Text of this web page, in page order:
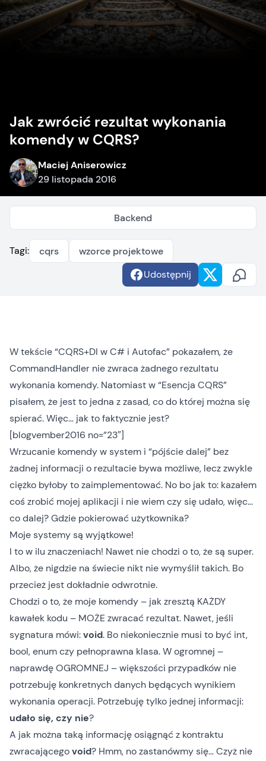
Jak zwrócić rezultat wykonania
komendy w CQRS?
Maciej Aniserowicz
29 listopada 2016
Backend
Tagi: cqrs
wzorce projektowe
Udostępnij
W tekście “CQRS+DI w C# i Autofac” pokazałem, że
CommandHandler nie zwraca żadnego rezultatu
wykonania komendy. Natomiast w “Esencja CQRS”
pisałem, że jest to jedna z zasad, co do której można się
spierać. Więc… jak to faktycznie jest?
[blogvember2016 no=”23″]
Wrzucanie komendy w system i “pójście dalej” bez
żadnej informacji o rezultacie bywa możliwe, lecz zwykle
ciężko byłoby to zaimplementować. No bo jak to: kazałem
coś zrobić mojej aplikacji i nie wiem czy się udało, więc…
co dalej? Gdzie pokierować użytkownika?
Moje systemy są wyjątkowe!
I to w ilu znaczeniach! Nawet nie chodzi o to, że są super.
Albo, że nigdzie na świecie nikt nie wymyślił takich. Bo
przecież jest dokładnie odwrotnie.
Chodzi o to, że moje komendy – jak zresztą KAŻDY
kawałek kodu – MOŻE zwracać rezultat. Nawet, jeśli
sygnatura mówi:void. Bo niekoniecznie musi to być int,
bool, enum czy pełnoprawna klasa. W ogromnej –
naprawdę OGROMNEJ – większości przypadków nie
potrzebuję konkretnych danych będących wynikiem
wykonania operacji. Potrzebuję tylko jednej informacji:
udało się, czy nie?
A jak można taką informację osiągnąć z kontraktu
zwracającegovoid? Hmm, no zastanówmy się… Czyż nie